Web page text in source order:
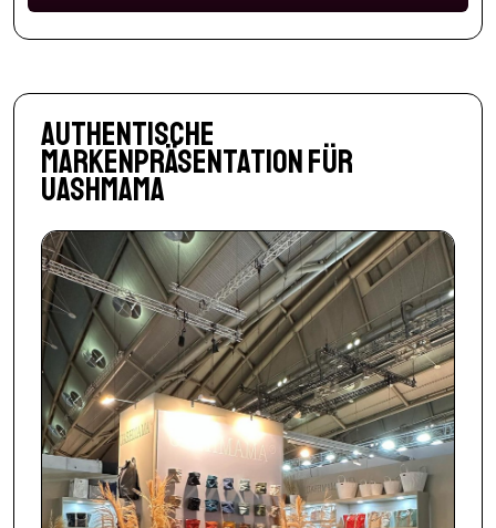
Authentische
Markenpräsentation für
Uashmama